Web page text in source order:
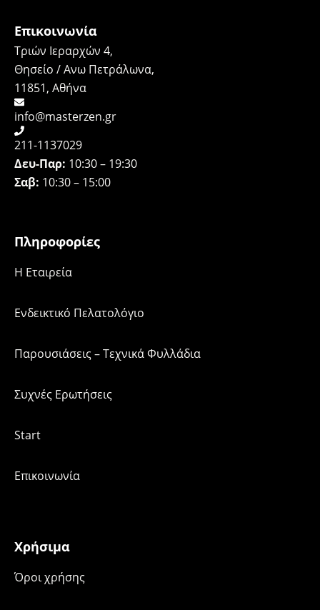
Επικοινωνία
Τριών Ιεραρχών 4,
Θησείο / Ανω Πετράλωνα,
11851, Αθήνα
info@masterzen.gr
211-1137029
Δευ-Παρ: 10:30 – 19:30
Σαβ: 10:30 – 15:00
Πληροφορίες
H Εταιρεία
Ενδεικτικό Πελατολόγιο
Παρουσιάσεις – Τεχνικά Φυλλάδια
Συχνές Ερωτήσεις
Start
Επικοινωνία
Χρήσιμα
Όροι χρήσης